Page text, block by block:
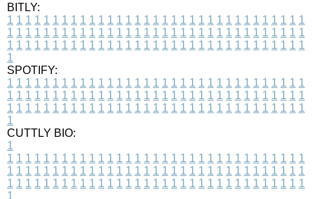
BITLY:
1 1 1 1 1 1 1 1 1 1 1 1 1 1 1 1 1 1 1 1 1 1 1 1 1 1 1 1 1 1 1 1 1
1 1 1 1 1 1 1 1 1 1 1 1 1 1 1 1 1 1 1 1 1 1 1 1 1 1 1 1 1 1 1 1 1
1 1 1 1 1 1 1 1 1 1 1 1 1 1 1 1 1 1 1 1 1 1 1 1 1 1 1 1 1 1 1 1 1
1
SPOTIFY:
1 1 1 1 1 1 1 1 1 1 1 1 1 1 1 1 1 1 1 1 1 1 1 1 1 1 1 1 1 1 1 1 1
1 1 1 1 1 1 1 1 1 1 1 1 1 1 1 1 1 1 1 1 1 1 1 1 1 1 1 1 1 1 1 1 1
1 1 1 1 1 1 1 1 1 1 1 1 1 1 1 1 1 1 1 1 1 1 1 1 1 1 1 1 1 1 1 1 1
1
CUTTLY BIO:
1
1 1 1 1 1 1 1 1 1 1 1 1 1 1 1 1 1 1 1 1 1 1 1 1 1 1 1 1 1 1 1 1 1
1 1 1 1 1 1 1 1 1 1 1 1 1 1 1 1 1 1 1 1 1 1 1 1 1 1 1 1 1 1 1 1 1
1 1 1 1 1 1 1 1 1 1 1 1 1 1 1 1 1 1 1 1 1 1 1 1 1 1 1 1 1 1 1 1 1
1